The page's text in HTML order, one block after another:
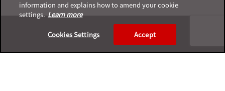
Footer
information and explains how to amend your cookie
settings. Learn more
Cookies Settings Accept